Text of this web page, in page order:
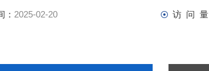
： 2025-02-20 访 问 量